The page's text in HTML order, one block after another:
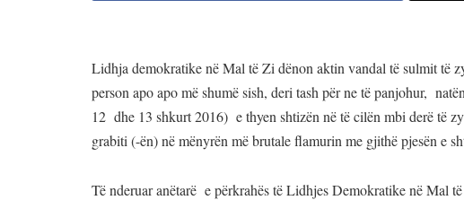
Lidhja demokratike në Mal të Zi dënon aktin vandal të sulmit
person apo apo më shumë sish, deri tash për ne të panjohur,
12 dhe 13 shkurt 2016) e thyen shtizën në të cilën mbi derë të
grabiti (-ën) në mënyrën më brutale flamurin me gjithë pjesën e
Të nderuar anëtarë e përkrahës të Lidhjes Demokratike në Mal